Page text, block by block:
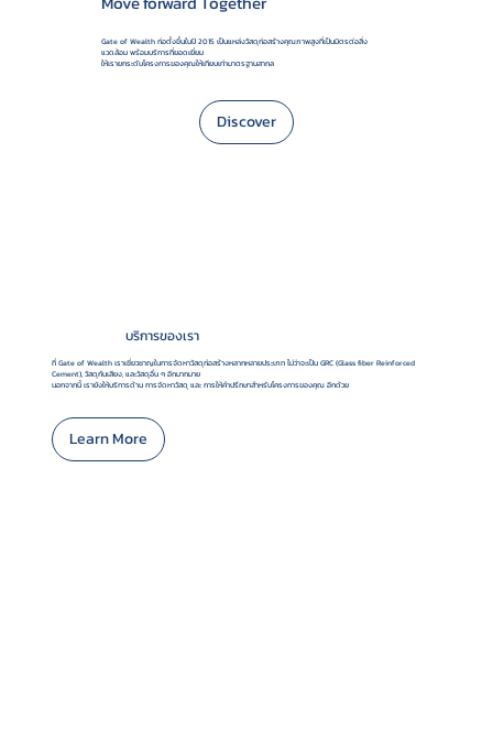
Gate of Wealth ก่อตั้งขึ้นในปี 2015 เป็นแหล่งวัสดุก่อสร้างคุณภาพสูงที่เป็นมิตรต่อสิ่ง
แวดล้อม พร้อมบริการที่ยอดเยี่ยม
ให้เรายกระดับโครงการของคุณให้เทียบเท่ามาตรฐานสากล
Discover
บริการของเรา
ที่ Gate of Wealth เราเชี่ยวชาญในการจัดหาวัสดุก่อสร้างหลากหลายประเภท ไม่ว่าจะเป็น GRC (Glass fiber Reinforced
Cement), วัสดุกันเสียง, และวัสดุอื่น ๆ อีกมากมาย
นอกจากนี้ เรายังให้บริการด้าน การจัดหาวัสดุ และ การให้คำปรึกษาสำหรับโครงการของคุณ อีกด้วย
Learn More